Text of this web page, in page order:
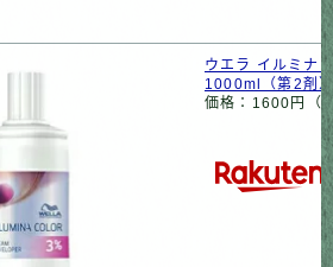
ウエラ イルミナ
1000ml（第2剤
価格：1600円（